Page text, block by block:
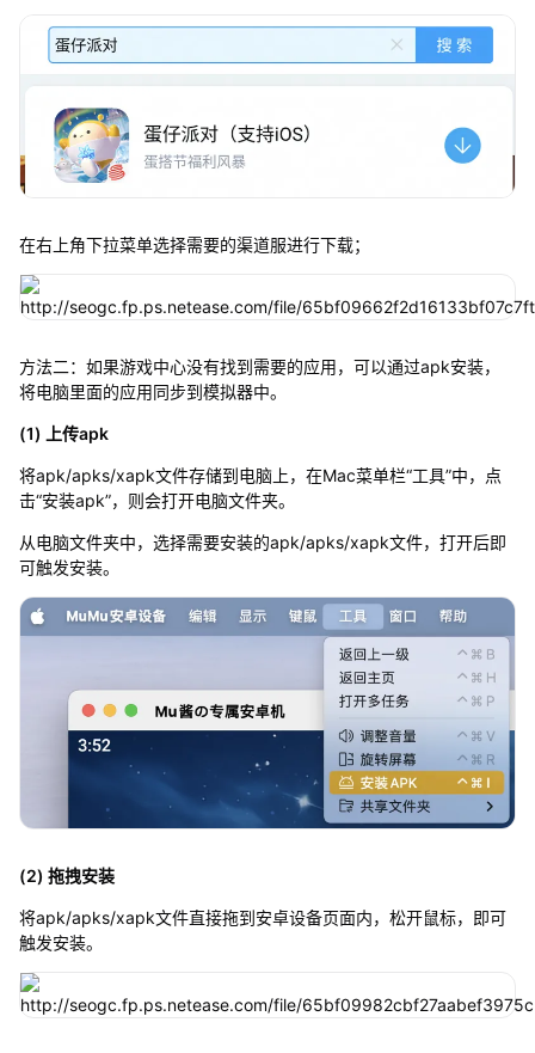
在右上角下拉菜单选择需要的渠道服进行下载；
方法二：如果游戏中心没有找到需要的应用，可以通过apk安装，
将电脑里面的应用同步到模拟器中。
(1) 上传apk
将apk/apks/xapk文件存储到电脑上，在Mac菜单栏“工具”中，点
击“安装apk”，则会打开电脑文件夹。
从电脑文件夹中，选择需要安装的apk/apks/xapk文件，打开后即
可触发安装。
(2) 拖拽安装
将apk/apks/xapk文件直接拖到安卓设备页面内，松开鼠标，即可
触发安装。